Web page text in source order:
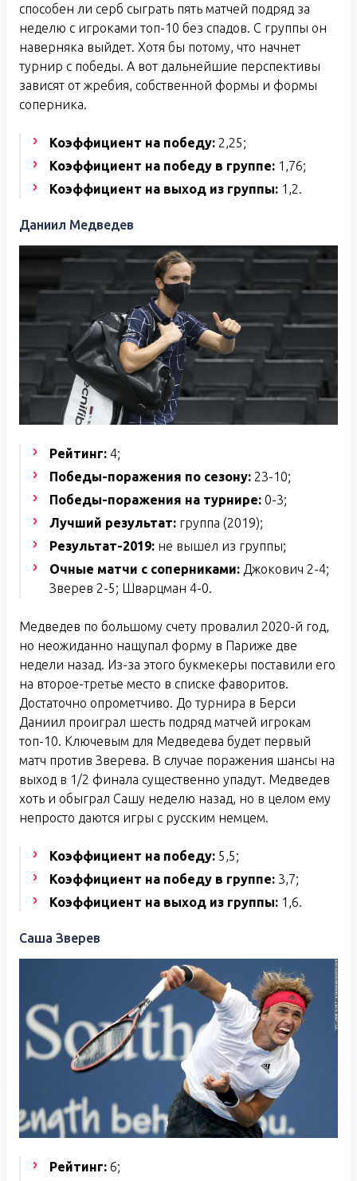
способен ли серб сыграть пять матчей подряд за
неделю с игроками топ-10 без спадов. С группы он
наверняка выйдет. Хотя бы потому, что начнет
турнир с победы. А вот дальнейшие перспективы
зависят от жребия, собственной формы и формы
соперника.
Коэффициент на победу: 2,25;
Коэффициент на победу в группе: 1,76;
Коэффициент на выход из группы: 1,2.
Даниил Медведев
Рейтинг: 4;
Победы-поражения по сезону: 23-10;
Победы-поражения на турнире: 0-3;
Лучший результат: группа (2019);
Результат-2019: не вышел из группы;
Очные матчи с соперниками: Джокович 2-4;
Зверев 2-5; Шварцман 4-0.
Медведев по большому счету провалил 2020-й год,
но неожиданно нащупал форму в Париже две
недели назад. Из-за этого букмекеры поставили его
на второе-третье место в списке фаворитов.
Достаточно опрометчиво. До турнира в Берси
Даниил проиграл шесть подряд матчей игрокам
топ-10. Ключевым для Медведева будет первый
матч против Зверева. В случае поражения шансы на
выход в 1/2 финала существенно упадут. Медведев
хоть и обыграл Сашу неделю назад, но в целом ему
непросто даются игры с русским немцем.
Коэффициент на победу: 5,5;
Коэффициент на победу в группе: 3,7;
Коэффициент на выход из группы: 1,6.
Саша Зверев
Рейтинг: 6;